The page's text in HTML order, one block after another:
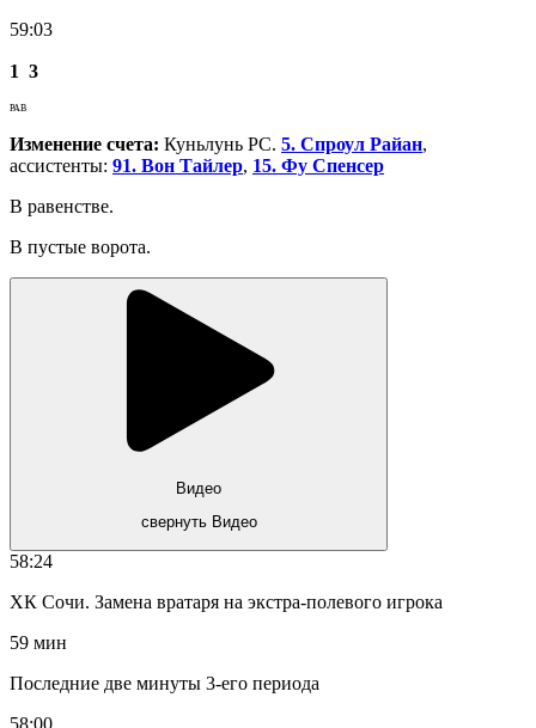
59:03
1 3
РАВ
Изменение счета: Куньлунь РС. 5. Спроул Райан,
ассистенты: 91. Вон Тайлер, 15. Фу Спенсер
В равенстве.
В пустые ворота.
Видео
свернуть Видео
58:24
ХК Сочи. Замена вратаря на экстра-полевого игрока
59 мин
Последние две минуты 3-его периода
58:00